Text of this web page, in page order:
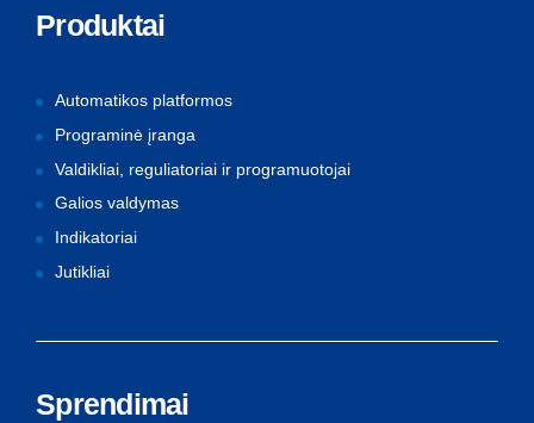
Produktai
Automatikos platformos
Programinė įranga
Valdikliai, reguliatoriai ir programuotojai
Galios valdymas
Indikatoriai
Jutikliai
Sprendimai